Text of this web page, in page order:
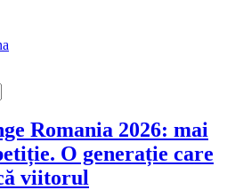
Romania 2026: mai
O generație care
viitorul